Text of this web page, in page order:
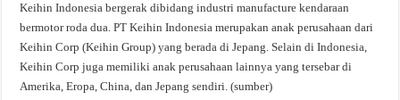
Keihin Indonesia bergerak dibidang industri manufacture kendaraan
bermotor roda dua. PT Keihin Indonesia merupakan anak perusahaan dari
Keihin Corp (Keihin Group) yang berada di Jepang. Selain di Indonesia,
Keihin Corp juga memiliki anak perusahaan lainnya yang tersebar di
Amerika, Eropa, China, dan Jepang sendiri. (sumber)